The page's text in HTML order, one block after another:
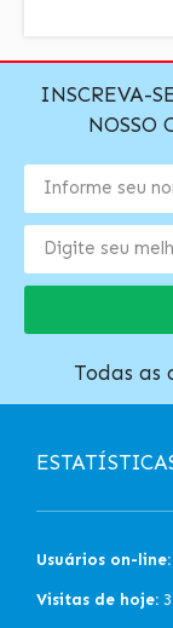
INSCREVA-
NOSSO
Todas as
Usuários on-line:
Visitas de hoje: 3